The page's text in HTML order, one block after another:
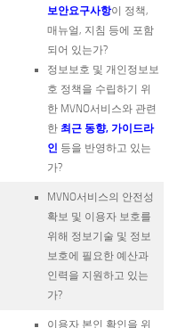
보안요구사항이 정책,
매뉴얼, 지침 등에 포함
되어 있는가?
정보보호 및 개인정보보
호 정책을 수립하기 위
한 MVNO서비스와 관련
한 최근 동향, 가이드라
인 등을 반영하고 있는
가?
MVNO서비스의 안전성
확보 및 이용자 보호를
위해 정보기술 및 정보
보호에 필요한 예산과
인력을 지원하고 있는
가?
이용자 본인 확인을 위